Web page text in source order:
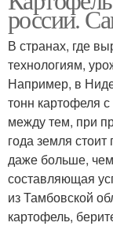
россии.
В странах, где
технологиям,
Например, в
тонн картофеля
между тем, при
года земля
даже больше,
составляющая
из Тамбовской
картофель,